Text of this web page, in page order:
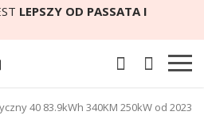
LEPSZY OD PASSATA I
40 83.9kWh 340KM 250kW od 2023